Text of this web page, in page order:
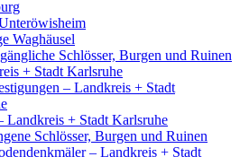
Waghäusel
Schlösser, Burgen und Ruinen
+ Stadt Karlsruhe
– Landkreis + Stadt
Landkreis + Stadt Karlsruhe
Schlösser, Burgen und Ruinen
– Landkreis + Stadt